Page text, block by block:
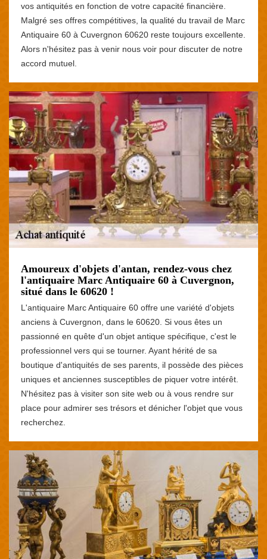
vos antiquités en fonction de votre capacité financière.
Malgré ses offres compétitives, la qualité du travail de Marc
Antiquaire 60 à Cuvergnon 60620 reste toujours excellente.
Alors n'hésitez pas à venir nous voir pour discuter de notre
accord mutuel.
Amoureux d'objets d'antan, rendez-vous chez
l'antiquaire Marc Antiquaire 60 à Cuvergnon,
situé dans le 60620 !
L'antiquaire Marc Antiquaire 60 offre une variété d'objets
anciens à Cuvergnon, dans le 60620. Si vous êtes un
passionné en quête d'un objet antique spécifique, c'est le
professionnel vers qui se tourner. Ayant hérité de sa
boutique d'antiquités de ses parents, il possède des pièces
uniques et anciennes susceptibles de piquer votre intérêt.
N'hésitez pas à visiter son site web ou à vous rendre sur
place pour admirer ses trésors et dénicher l'objet que vous
recherchez.